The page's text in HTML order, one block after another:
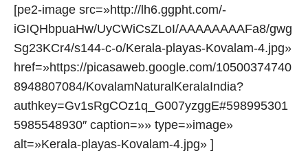
[pe2-image src=»http://lh6.ggpht.com/-
iGIQHbpuaHw/UyCWiCsZLoI/AAAAAAAAFa8/gwg
Sg23KCr4/s144-c-o/Kerala-playas-Kovalam-4.jpg»
href=»https://picasaweb.google.com/10500374740
8948807084/KovalamNaturalKeralaIndia?
authkey=Gv1sRgCOz1q_G007yzggE#598995301
5985548930″ caption=»» type=»image»
alt=»Kerala-playas-Kovalam-4.jpg» ]